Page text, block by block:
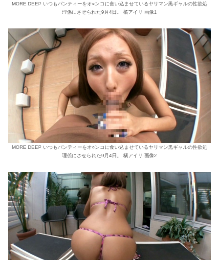
MORE DEEP いつもパンティーをオ○ンコに食い込ませているヤリマン黒ギャルの性欲処
理係にさせられた9月4日。 橘アイリ 画像1
MORE DEEP いつもパンティーをオ○ンコに食い込ませているヤリマン黒ギャルの性欲処
理係にさせられた9月4日。 橘アイリ 画像2